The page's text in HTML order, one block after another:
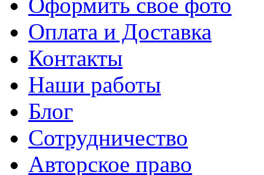
Оплата и Доставка
Контакты
Наши работы
Блог
Сотрудничество
Авторское право